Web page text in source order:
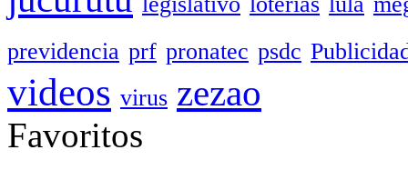
previdencia prf pronatec psdc
videos virus zezao
Favoritos